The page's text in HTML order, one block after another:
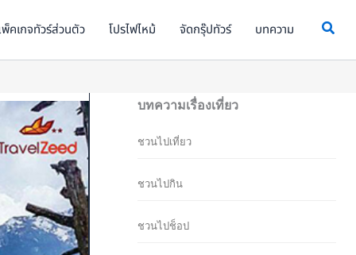
คเกจทัวร์ส่วนตัว โปรไฟไหม้ จัดกรุ๊ปทัวร์ บทความ
บทความเรื่องเที่ยว
ชวนไปเที่ยว
ชวนไปกิน
ชวนไปช็อป